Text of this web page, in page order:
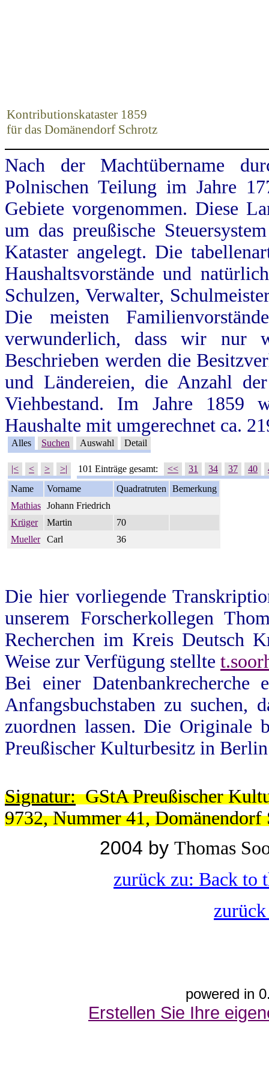
Kontributionskataster 1859
für das Domänendorf Schrotz
Nach der Machtübername
Polnischen Teilung im Jahre
Gebiete vorgenommen. Diese
um das preußische
Kataster angelegt. Die
Haushaltsvorstände und
Schulzen, Verwalter,
Die meisten
verwunderlich, dass wir nur
Beschrieben werden die
und Ländereien, die Anzahl
Viehbestand. Im Jahre 1859
Haushalte mit umgerechnet ca.
Alles Suchen Auswahl Detail
|< < > >| 101 Einträge gesamt: << 31 34 37 40
Name
Vorname Quadratruten
Bemerkung
Mathias Johann Friedrich
Krüger
Martin
70
Mueller
Carl 36
Die hier vorliegende
unserem Forscherkollegen
Recherchen im Kreis Deutsch
Weise zur Verfügung stellte
Bei einer
Anfangsbuchstaben zu suchen,
zuordnen lassen. Die Originale
Preußischer Kulturbesitz in
Signatur: GStA Preußischer
9732, Nummer 41, Domänendorf
2004 by Thomas
zurück zu: Back to
powered in
Erstellen Sie Ihre